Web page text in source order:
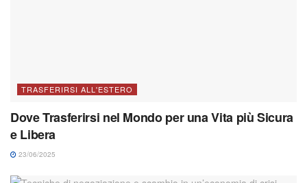
TRASFERIRSI ALL'ESTERO
Dove Trasferirsi nel Mondo per una Vita più Sicura
e Libera
23/06/2025